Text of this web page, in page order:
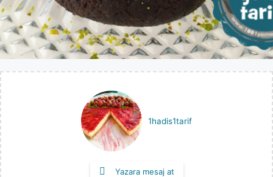
1hadis1tarif
Yazara mesaj at